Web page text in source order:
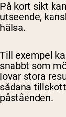
På kort sikt
utseende,
hälsa.
Till exempel
snabbt som
lovar stora
sådana
påståenden.